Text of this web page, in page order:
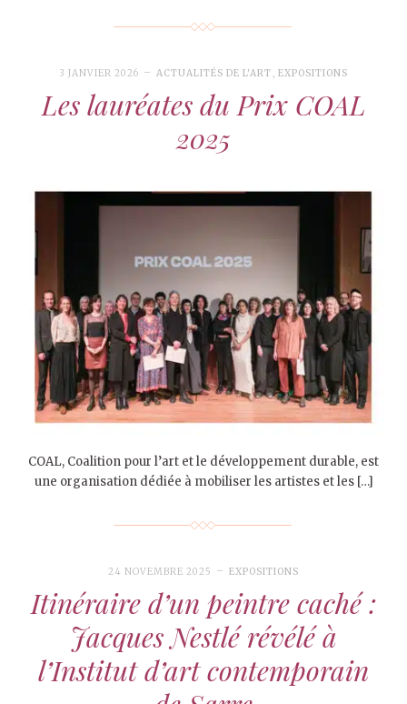
3 JANVIER 2026 ACTUALITÉS DE L'ART , EXPOSITIONS
Les lauréates du Prix COAL
2025
COAL, Coalition pour l’art et le développement durable, est
une organisation dédiée à mobiliser les artistes et les […]
24 NOVEMBRE 2025 EXPOSITIONS
Itinéraire d’un peintre caché :
Jacques Nestlé révélé à
l’Institut d’art contemporain